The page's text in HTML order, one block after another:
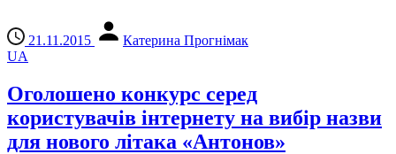
21.11.2015
Катерина Прогнімак
UA
Оголошено конкурс серед
користувачів інтернету на вибір назви
для нового літака «Антонов»